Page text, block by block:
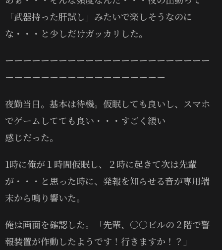
「武器持った肝試し」みたいで楽しそうなのに
な・・・と少しだけガッカリした。
ーーーーーーーーーーーーーーーーーーーーーーー
ーーーーーーーーーーーーーーーーーー
夜勤当日。基本は待機。仮眠しても良いし、スマホ
でゲームしてても良い・・・すごく緩い
感じだった。
1時に俺が１時間仮眠し、２時に起きて次は先輩
が・・・と思った時に、発報を知らせる音が専用端
末から鳴り響いた。
俺は画面を確認した。「先輩、○○ビルの２階で警
報装置が作動したようです！行きますか！？」